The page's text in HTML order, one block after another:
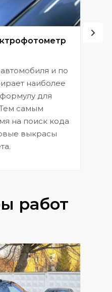
и по
наиболее
для
самым
на поиск кода
выкрасы
работ